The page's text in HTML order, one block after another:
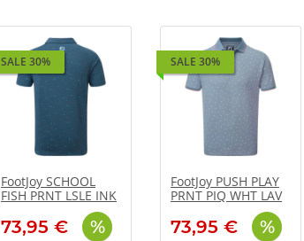
SALE 30%
FootJoy SCHOOL
FISH PRNT LSLE INK
73,95 €
SALE 30%
FootJoy PUSH PLAY
PRNT PIQ WHT LAV
73,95 €